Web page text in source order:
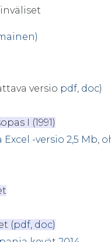
versio pdf doc)
I (1991)
Excel -versio 2,5 Mb
(pdf doc)